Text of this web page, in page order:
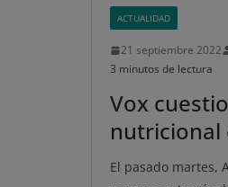
ACTUALIDAD
21 septiembre 2022
3 minutos de lectura
Vox
nutricional
El pasado martes,